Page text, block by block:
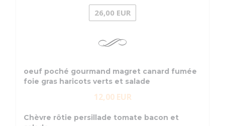
26,00 EUR
oeuf poché gourmand magret canard fumée
foie gras haricots verts et salade
12,00 EUR
Chèvre rôtie persillade tomate bacon et